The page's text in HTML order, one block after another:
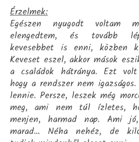
Érzelmek:
Egészen nyugodt voltam
elengedtem, és tovább
kevesebbet is enni, közben
Keveset eszel, akkor mások
a családok hátránya. Ezt
hogy a rendszer nem
lennie. Persze, leszek még
meg, ami nem túl ízletes,
menjen, harmad nap. Ami
marad… Néha nehéz, de